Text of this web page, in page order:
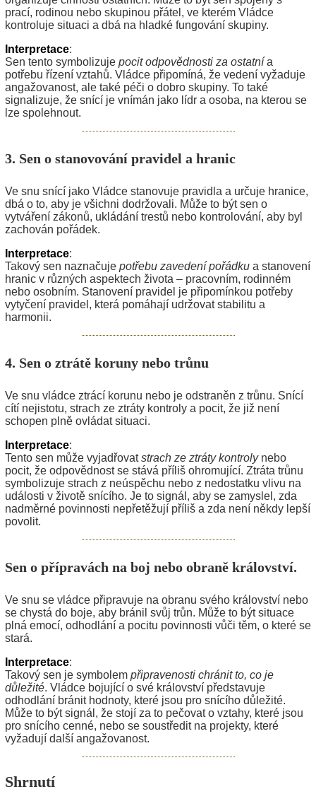
prací, rodinou nebo skupinou přátel, ve kterém Vládce
kontroluje situaci a dbá na hladké fungování skupiny.
Interpretace:
Sen tento symbolizuje pocit odpovědnosti za ostatnía
potřebu řízení vztahů. Vládce připomíná, že vedení vyžaduje
angažovanost, ale také péči o dobro skupiny. To také
signalizuje, že snící je vnímán jako lídr a osoba, na kterou se
lze spolehnout.
3. Sen o stanovování pravidel a hranic
Ve snu snící jako Vládce stanovuje pravidla a určuje hranice,
dbá o to, aby je všichni dodržovali. Může to být sen o
vytváření zákonů, ukládání trestů nebo kontrolování, aby byl
zachován pořádek.
Interpretace:
Takový sen naznačuje potřebu zavedení pořádku a stanovení
hranic v různých aspektech života – pracovním, rodinném
nebo osobním. Stanovení pravidel je připomínkou potřeby
vytyčení pravidel, která pomáhají udržovat stabilitu a
harmonii.
4. Sen o ztrátě koruny nebo trůnu
Ve snu vládce ztrácí korunu nebo je odstraněn z trůnu. Snící
cítí nejistotu, strach ze ztráty kontroly a pocit, že již není
schopen plně ovládat situaci.
Interpretace:
Tento sen může vyjadřovatstrach ze ztráty kontrolynebo
pocit, že odpovědnost se stává příliš ohromující. Ztráta trůnu
symbolizuje strach z neúspěchu nebo z nedostatku vlivu na
události v životě snícího. Je to signál, aby se zamyslel, zda
nadměrné povinnosti nepřetěžují příliš a zda není někdy lepší
povolit.
Sen o přípravách na boj nebo obraně království.
Ve snu se vládce připravuje na obranu svého království nebo
se chystá do boje, aby bránil svůj trůn. Může to být situace
plná emocí, odhodlání a pocitu povinnosti vůči těm, o které se
stará.
Interpretace:
Takový sen je symbolem připravenosti chránit to, co je
důležité. Vládce bojující o své království představuje
odhodlání bránit hodnoty, které jsou pro snícího důležité.
Může to být signál, že stojí za to pečovat o vztahy, které jsou
pro snícího cenné, nebo se soustředit na projekty, které
vyžadují další angažovanost.
Shrnutí